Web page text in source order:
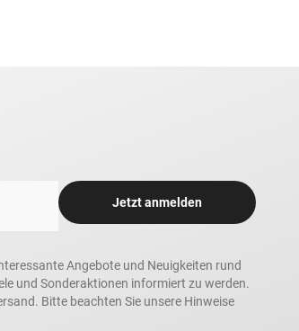
Jetzt anmelden
Angebote und Neuigkeiten rund
und Sonderaktionen informiert zu werden.
Bitte beachten Sie unsere Hinweise